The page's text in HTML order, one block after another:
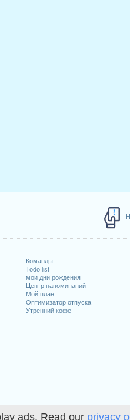
ads. Read our privacy
Команды
Todo list
мои дни рождения
Центр напоминаний
Мой план
Оптимизатор отпуска
Утренний кофе